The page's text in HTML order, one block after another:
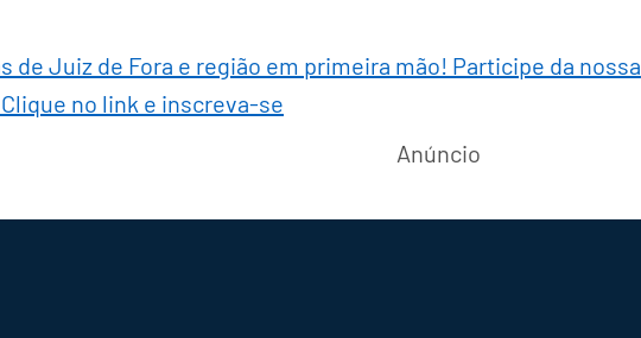
de Juiz de Fora e região em primeira mão! Participe da nossa
no link e inscreva-se